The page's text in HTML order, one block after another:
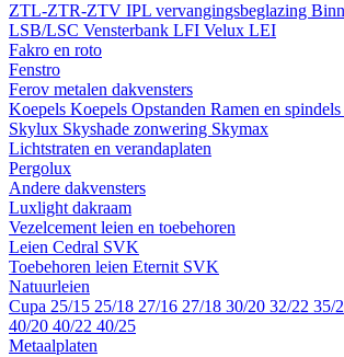
ZTL-ZTR-ZTV IPL vervangingsbeglazing
LSB/LSC Vensterbank LFI Velux LEI
Fakro en roto
Fenstro
Ferov metalen dakvensters
Koepels Koepels Opstanden Ramen en spindels
Skylux Skyshade zonwering Skymax
Lichtstraten en verandaplaten
Pergolux
Andere dakvensters
Luxlight dakraam
Vezelcement leien en toebehoren
Leien Cedral SVK
Toebehoren leien Eternit SVK
Natuurleien
Cupa 25/15 25/18 27/16 27/18 30/20 32/22 35/
40/20 40/22 40/25
Metaalplaten